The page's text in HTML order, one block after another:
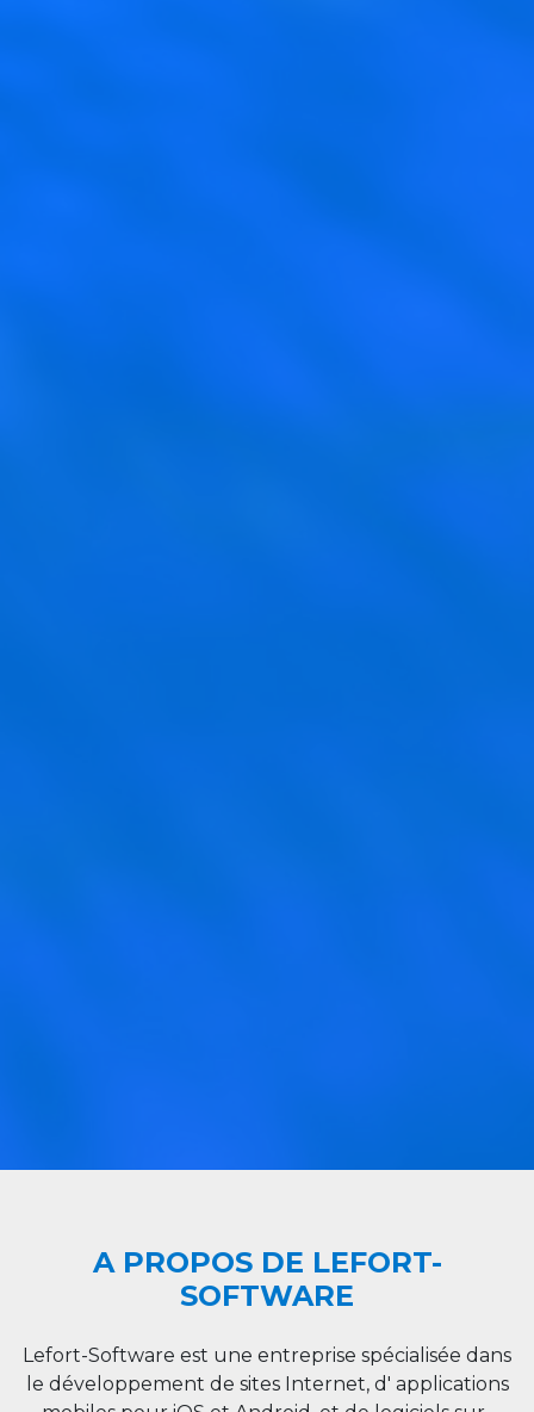
A PROPOS DE LEFORT-
SOFTWARE
Lefort-Software est une entreprise spécialisée dans
le développement de sites Internet, d' applications